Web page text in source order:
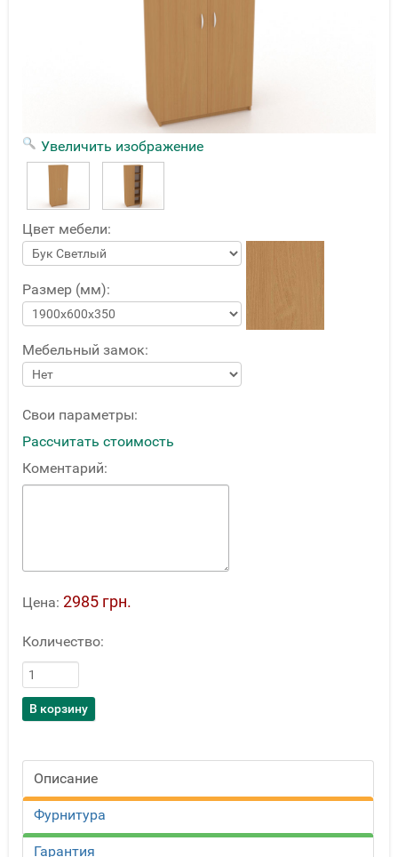
Увеличить изображение
Цвет мебели:
Размер (мм):
Мебельный замок:
Свои параметры:
Рассчитать стоимость
Коментарий:
Цена: 2985 грн.
Количество:
Описание
Фурнитура
Гарантия